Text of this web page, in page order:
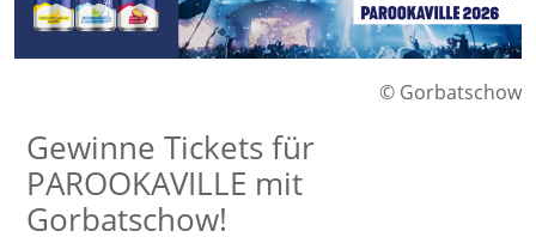
© Gorbatschow
Gewinne Tickets für
PAROOKAVILLE mit
Gorbatschow!